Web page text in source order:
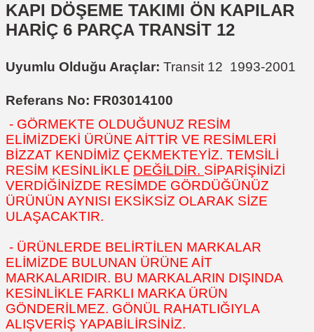
KAPI DÖŞEME TAKIMI ÖN KAPILAR
HARİÇ 6 PARÇA TRANSİT 12
Uyumlu Olduğu Araçlar: Transit 12 1993-2001
Referans No: FR03014100
- GÖRMEKTE OLDUĞUNUZ RESİM
ELİMİZDEKİ ÜRÜNE AİTTİR VE RESİMLERİ
BİZZAT KENDİMİZ ÇEKMEKTEYİZ. TEMSİLİ
RESİM KESİNLİKLE DEĞİLDİR. SİPARİŞİNİZİ
VERDİĞİNİZDE RESİMDE GÖRDÜĞÜNÜZ
ÜRÜNÜN AYNISI EKSİKSİZ OLARAK SİZE
ULAŞACAKTIR.
- ÜRÜNLERDE BELİRTİLEN MARKALAR
ELİMİZDE BULUNAN ÜRÜNE AİT
MARKALARIDIR. BU MARKALARIN DIŞINDA
KESİNLİKLE FARKLI MARKA ÜRÜN
GÖNDERİLMEZ. GÖNÜL RAHATLIĞIYLA
ALIŞVERİŞ YAPABİLİRSİNİZ.